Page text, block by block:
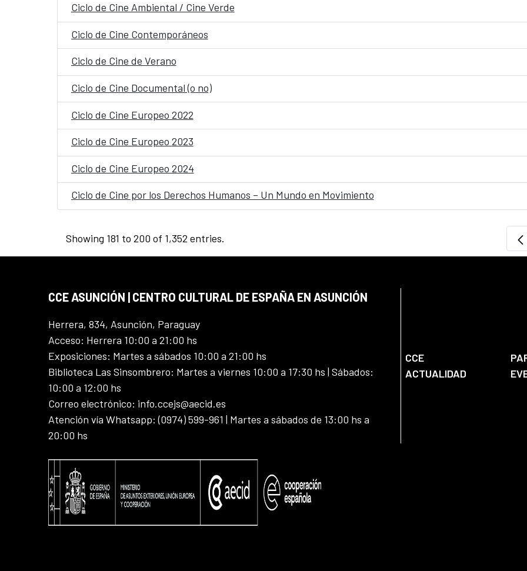
Ciclo de Cine Ambiental / Cine Verde
Ciclo de Cine Contemporáneos
Ciclo de Cine de Verano
Ciclo de Cine Documental (o no)
Ciclo de Cine Europeo 2022
Ciclo de Cine Europeo 2023
Ciclo de Cine Europeo 2024
Ciclo de Cine por los Derechos Humanos – Un Mundo en Movimiento
Showing 181 to 200 of 1,352 entries.
CCE ASUNCIÓN | CENTRO CULTURAL DE ESPAÑA EN ASUNCIÓN
Herrera, 834, Asunción, Paraguay
Acceso: Herrera 10:00 a 21:00 hs
Exposiciones: Martes a sábados 10:00 a 21:00 hs
Biblioteca Las Sinsombrero: Martes a viernes 10:00 a 17:30 hs | Sábados:
10:00 a 12:00 hs
Correo electrónico: info.ccejs@aecid.es
Atención vía Whatsapp: (0974) 599-961 | Martes a sábados de 13:00 hs a
20:00 hs
CCE
ACTUALIDAD